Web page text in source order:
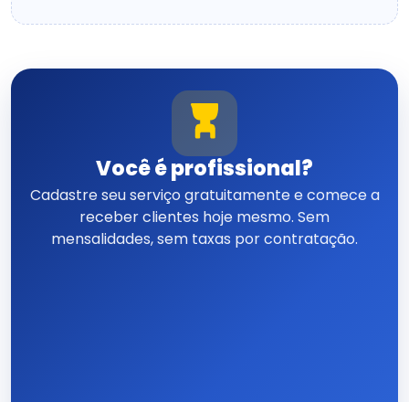
Você é profissional?
Cadastre seu serviço gratuitamente e comece a
receber clientes hoje mesmo. Sem
mensalidades, sem taxas por contratação.